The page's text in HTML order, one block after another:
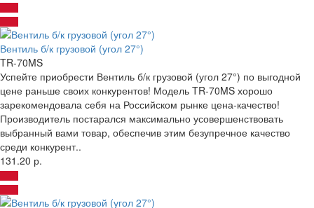
Вентиль б/к грузовой (угол 27°)
TR-70MS
Успейте приобрести Вентиль б/к грузовой (угол 27°) по выгодной
цене раньше своих конкурентов! Модель TR-70MS хорошо
зарекомендовала себя на Российском рынке цена-качество!
Производитель постарался максимально усовершенствовать
выбранный вами товар, обеспечив этим безупречное качество
среди конкурент..
131.20 р.